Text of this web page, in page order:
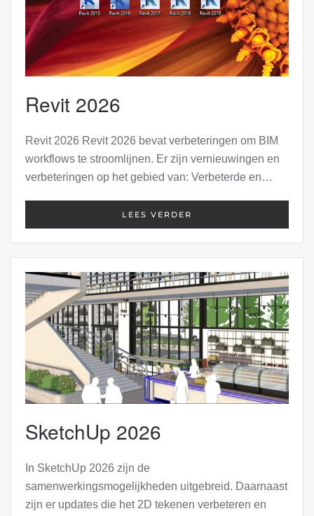
Revit 2026
Revit 2026 Revit 2026 bevat verbeteringen om BIM
workflows te stroomlijnen. Er zijn vernieuwingen en
verbeteringen op het gebied van: Verbeterde en…
LEES VERDER
SketchUp 2026
In SketchUp 2026 zijn de
samenwerkingsmogelijkheden uitgebreid. Daarnaast
zijn er updates die het 2D tekenen verbeteren en